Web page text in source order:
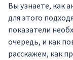
Вы узнаете, как
для этого
показатели
очередь, и как
расскажем, как